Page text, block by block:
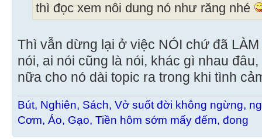
thì đọc xem nôi dung nó như răng nhé
Thì vẫn dừng lại ở việc NÓI chứ đã
nói, ai nói cũng là nói, khác gì nhau
nữa cho nó dài topic ra trong khi tình
Bút, Nghiên, Sách, Vở suốt đời không ngừng,
Cơm, Áo, Gạo, Tiền hôm sớm mấy đếm, đong